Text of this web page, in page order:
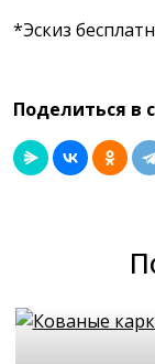
*Эскиз
Поделиться в